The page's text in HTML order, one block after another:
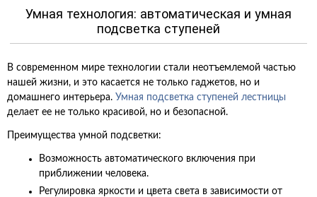
Умная технология: автоматическая и умная
подсветка ступеней
В современном мире технологии стали неотъемлемой частью
нашей жизни, и это касается не только гаджетов, но и
домашнего интерьера. Умная подсветка ступеней лестницы
делает ее не только красивой, но и безопасной.
Преимущества умной подсветки:
Возможность автоматического включения при
приближении человека.
Регулировка яркости и цвета света в зависимости от